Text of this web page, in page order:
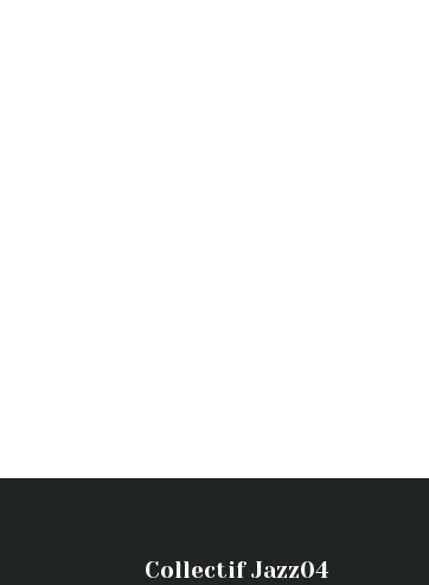
Collectif Jazz04